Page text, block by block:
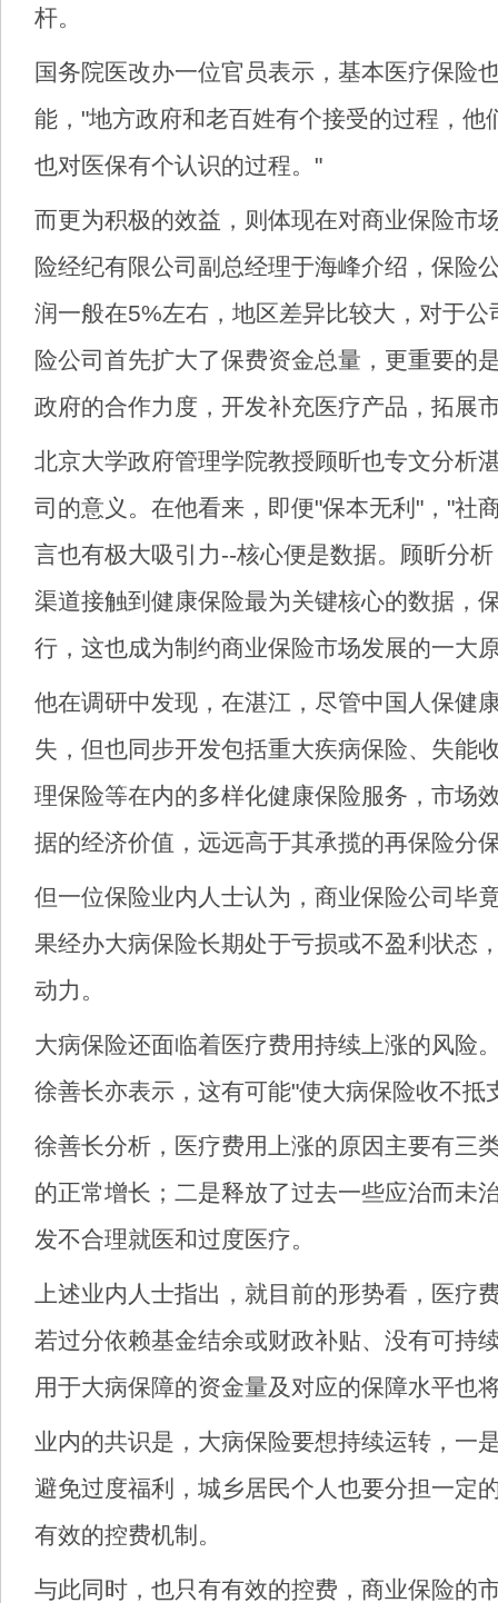
杆。
国务院医改办一位官员表示，基本医疗保险
能，"地方政府和老百姓有个接受的过程，他
也对医保有个认识的过程。"
而更为积极的效益，则体现在对商业保险市
险经纪有限公司副总经理于海峰介绍，保险
润一般在5%左右，地区差异比较大，对于
险公司首先扩大了保费资金总量，更重要的
政府的合作力度，开发补充医疗产品，拓展
北京大学政府管理学院教授顾昕也专文分析
司的意义。在他看来，即便"保本无利"，"社
言也有极大吸引力--核心便是数据。顾昕分
渠道接触到健康保险最为关键核心的数据，
行，这也成为制约商业保险市场发展的一大
他在调研中发现，在湛江，尽管中国人保健
失，但也同步开发包括重大疾病保险、失能
理保险等在内的多样化健康保险服务，市场
据的经济价值，远远高于其承揽的再保险分
但一位保险业内人士认为，商业保险公司毕
果经办大病保险长期处于亏损或不盈利状态
动力。
大病保险还面临着医疗费用持续上涨的风险
徐善长亦表示，这有可能"使大病保险收不抵
徐善长分析，医疗费用上涨的原因主要有三
的正常增长；二是释放了过去一些应治而未
发不合理就医和过度医疗。
上述业内人士指出，就目前的形势看，医疗
若过分依赖基金结余或财政补贴、没有可持
用于大病保障的资金量及对应的保障水平也
业内的共识是，大病保险要想持续运转，一
避免过度福利，城乡居民个人也要分担一定
有效的控费机制。
与此同时，也只有有效的控费，商业保险的